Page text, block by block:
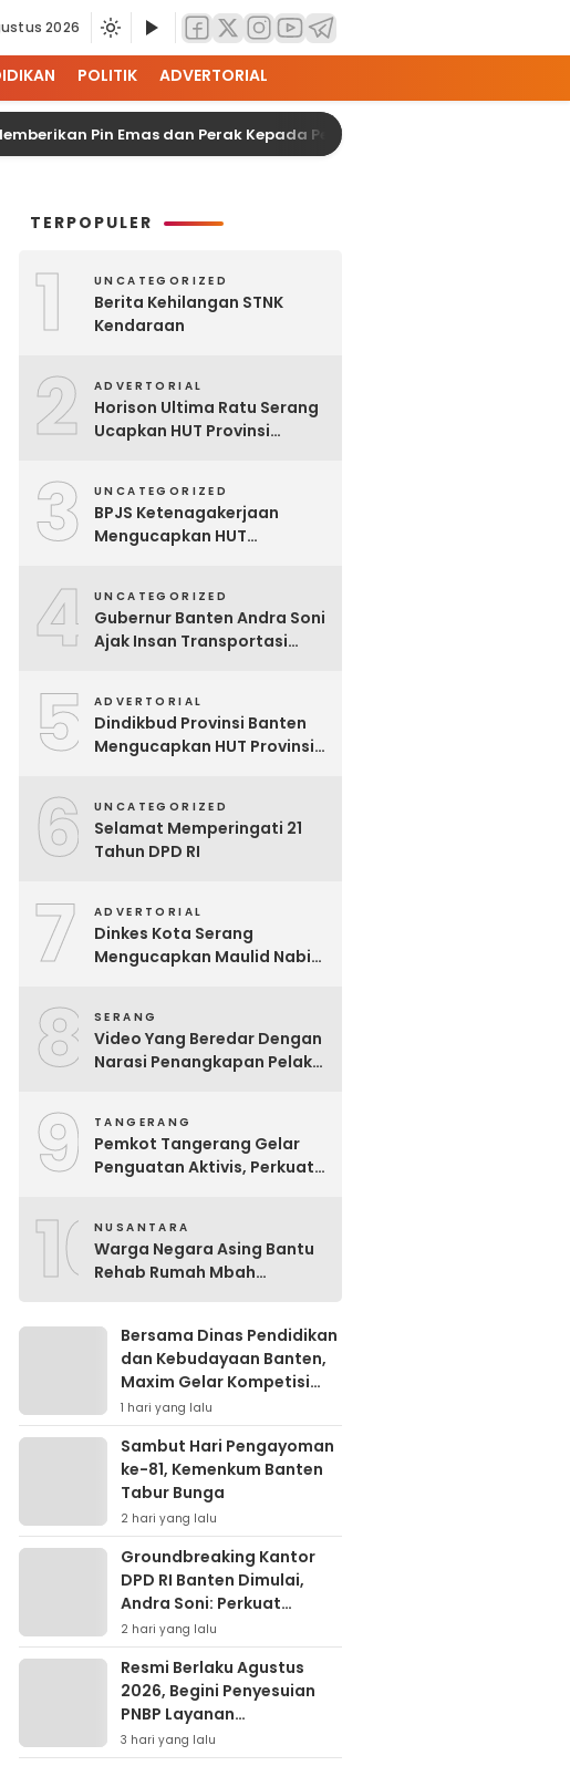
2026
POLITIK ADVERTORIAL
Pin Emas dan Perak Kepada Personel Polres Serang
TERPOPULER
1 UNCATEGORIZED
Berita Kehilangan STNK
Kendaraan
2 ADVERTORIAL
Horison Ultima Ratu Serang
Ucapkan HUT Provinsi
3 UNCATEGORIZED
BPJS Ketenagakerjaan
Mengucapkan HUT
4 UNCATEGORIZED
Gubernur Banten Andra Soni
Ajak Insan Transportasi
5 ADVERTORIAL
Dindikbud Provinsi Banten
Mengucapkan HUT Provinsi
6 UNCATEGORIZED
Selamat Memperingati 21
Tahun DPD RI
7 ADVERTORIAL
Dinkes Kota Serang
Mengucapkan Maulid Nabi
8 SERANG
Video Yang Beredar Dengan
Narasi Penangkapan Pelaku
Tempat Tinggal Santri
Adalah Hoak
9 TANGERANG
Pemkot Tangerang Gelar
Penguatan Aktivis, Perkuat
10NUSANTARA
Warga Negara Asing Bantu
Rehab Rumah Mbah
Bersama Dinas Pendidikan
dan Kebudayaan Banten,
Maxim Gelar Kompetisi
Cerdas Cermat Perdana di
Kota Serang
1 hari yang lalu
Sambut Hari Pengayoman
ke-81, Kemenkum Banten
Tabur Bunga
2 hari yang lalu
Groundbreaking Kantor
DPD RI Banten Dimulai,
Andra Soni: Perkuat
Aspirasi Daerah ke Pusat
2 hari yang lalu
Resmi Berlaku Agustus
2026, Begini Penyesuian
PNBP Layanan
Kementerian Hukum
3 hari yang lalu